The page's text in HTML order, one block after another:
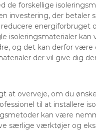
de forskellige
investering, der betaler
energiforbruget
isoleringsmaterialer kan
og det kan derfor være
der vil give dig
at overveje, om du
til at installere
kan være
særlige værktøjer og